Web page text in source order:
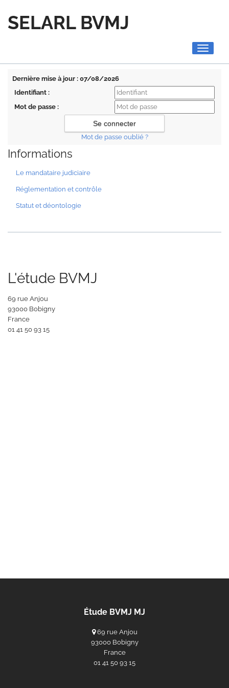
SELARL BVMJ
Toggle
Dernière mise à jour : 07/08/2026
Identifiant :
Mot de passe :
Mot de passe oublié ?
Informations
Le mandataire judiciaire
Réglementation et contrôle
Statut et déontologie
L'étude BVMJ
69 rue Anjou
93000 Bobigny
France
‭01 41 50 93 15‬
Étude BVMJ MJ
69 rue Anjou
93000 Bobigny
France
‭01 41 50 93 15‬